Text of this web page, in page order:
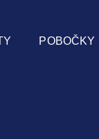
POBOČKY